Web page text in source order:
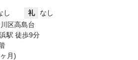
し 礼
なし
区高島台
駅 徒歩9分
月)